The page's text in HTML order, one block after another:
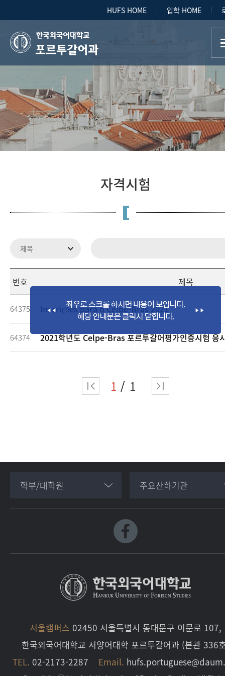
HUFS HOME 입학 HOME
포르투갈어과
자격시험
번호 제목
64375 Inscrições para o Celpe-Bras 2021
64374 2021학년도 Celpe-Bras 포르투갈어평가인증시험 응
1 1
학부/대학원 주요산하기관
서울캠퍼스 02450 서울특별시 동대문구 이문로 107,
한국외국어대학교 서양어대학 포르투갈어과 (본관 336
TEL. 02-2173-2287 Email.